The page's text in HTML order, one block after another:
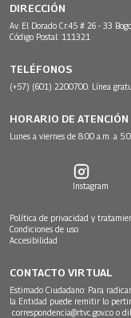
DIRECCIÓN
Av. El Dorado Cr.45 # 26 - 33
Código Postal: 111321
TELÉFONOS
(+57) (601) 2200700. Línea
HORARIO DE ATENCIÓN
Lunes a viernes de 8:00 a.m. a
Instagram
Política de privacidad y
Condiciones de uso
Accesibilidad
CONTACTO VIRTUAL
Estimado Ciudadano: Para
la Entidad puede remitir lo
correspondencia@rtvc.gov.co o